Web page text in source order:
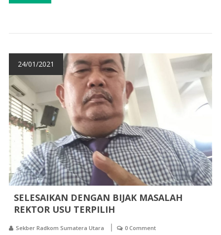
24/01/2021
SELESAIKAN DENGAN BIJAK MASALAH
REKTOR USU TERPILIH
Sekber Radkom Sumatera Utara 0 Comment